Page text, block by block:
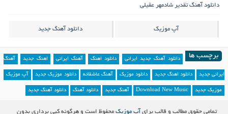
دانلود آهنگ تقدیر شادمهر عقیلی
آپ موزیک دانلود آهنگ جدید
برچسب ها دانلود آهنگ جدید ایرانی دانلود اهنگ آهنگ ایرانی اهنگ جدید آهنگ
ایرانی جدید دانلود اهنگ جدید دانلود موزیک آهنگ عاشقانه دانلود موزیک جدید آپ موزیک
موزیک جدید Download New Music آهنگ جدید دانلود آهنگ دانلود آهنگ جدید
تمامی حقوق مطالب و قالب برای آپ موزیکمحفوظ است و هرگونه کپی برداری بدون